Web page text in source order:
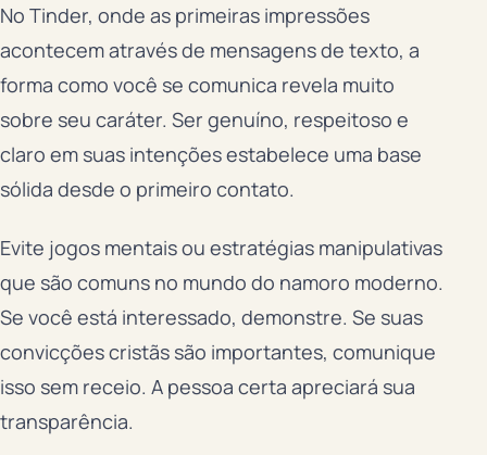
No Tinder, onde as primeiras impressões
acontecem através de mensagens de texto, a
forma como você se comunica revela muito
sobre seu caráter. Ser genuíno, respeitoso e
claro em suas intenções estabelece uma base
sólida desde o primeiro contato.
Evite jogos mentais ou estratégias manipulativas
que são comuns no mundo do namoro moderno.
Se você está interessado, demonstre. Se suas
convicções cristãs são importantes, comunique
isso sem receio. A pessoa certa apreciará sua
transparência.